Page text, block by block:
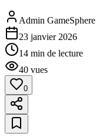
Admin GameSphere
23 janvier 2026
14 min de lecture
40 vues
0